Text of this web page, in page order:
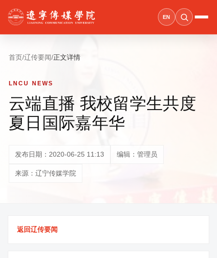
EN
首页/辽传要闻/正文详情
LNCU NEWS
云端直播 我校留学生共度
夏日国际嘉年华
发布日期：2020-06-25 11:13 编辑：管理员
来源：辽宁传媒学院
返回辽传要闻